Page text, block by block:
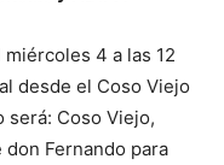
4 a las 12
desde el Coso Viejo
será: Coso Viejo,
Fernando para